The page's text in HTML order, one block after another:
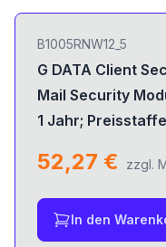
B1005RNW12_5
G DATA Client
Mail Security
1 Jahr;
52,27 € zzgl.
In den